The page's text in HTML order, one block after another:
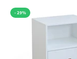
- 29%